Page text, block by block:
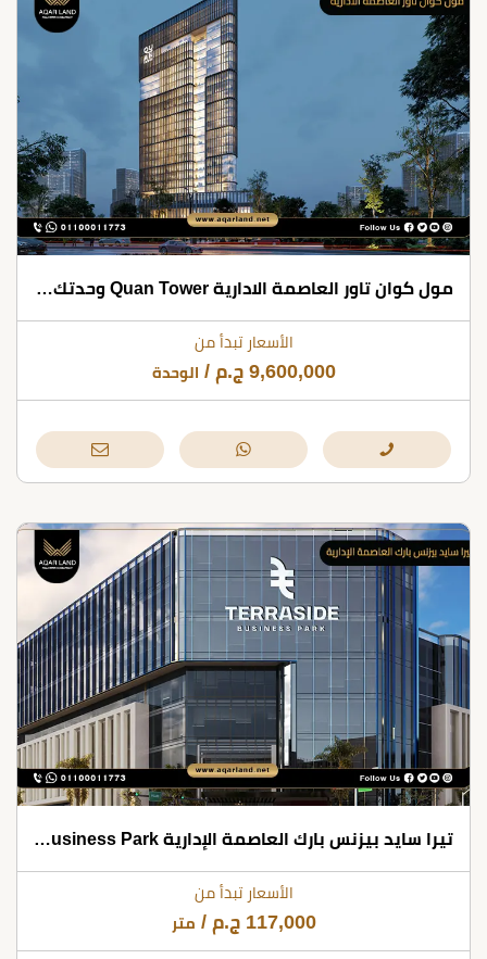
مول كوان تاور العاصمة الادارية Quan Tower وحدتك بمقدم 15%
الأسعار تبدأ من
9,600,000 ج.م / الوحدة
تيرا سايد بيزنس بارك العاصمة الإدارية Terraside Business Park بمقدم 10%
الأسعار تبدأ من
117,000 ج.م / متر